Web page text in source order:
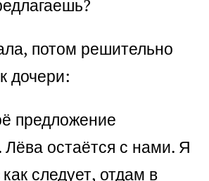
потом решительно
дочери:
предложение
Лёва остаётся с нами. Я
следует, отдам в